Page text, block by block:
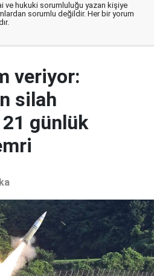
ve hukuki sorumluluğu yazan kişiye
sorumlu değildir. Her bir yorum
veriyor:
silah
günlük